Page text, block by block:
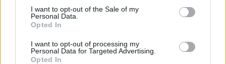
consent section.
I want to opt-out of the Sale of my
Personal Data.
Opted In
I want to opt-out of processing my
Personal Data for Targeted Advertising.
Opted In
2000 /2000
Όροι Χρήσης. Το site προστατεύεται από reCAPTCHA, ισχύουν
Πολιτική Απορρήτου&Όροι Χρήσης της Google.